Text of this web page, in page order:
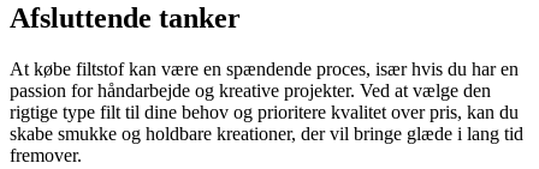
Afsluttende tanker
At købe filtstof kan være en spændende proces, især hvis du har en
passion for håndarbejde og kreative projekter. Ved at vælge den
rigtige type filt til dine behov og prioritere kvalitet over pris, kan du
skabe smukke og holdbare kreationer, der vil bringe glæde i lang tid
fremover.